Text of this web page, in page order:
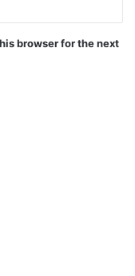
browser for the next